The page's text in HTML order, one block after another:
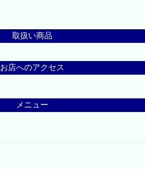
取扱い商品
お店へのアクセス
メニュー